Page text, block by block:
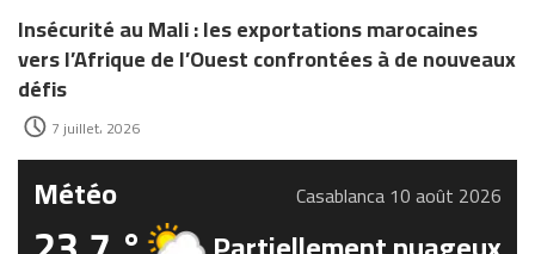
Insécurité au Mali : les exportations marocaines
vers l’Afrique de l’Ouest confrontées à de nouveaux
défis
7 juillet، 2026